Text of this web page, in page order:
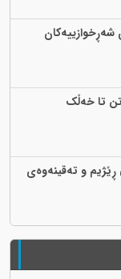
شەڕخوازییەکان
تا خەڵک
ڕێژیم و تەقینەوەی